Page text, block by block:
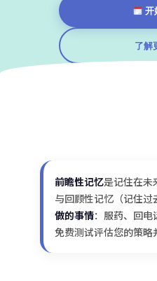
开
了解
前瞻性记忆是记住在未
与回顾性记忆（记住
做的事情：服药、回电
免费测试评估您的策略